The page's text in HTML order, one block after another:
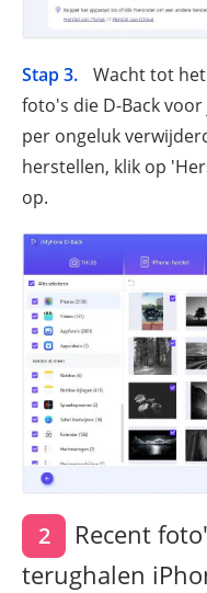
Stap 3.
Wacht tot
foto's die D-Back
per ongeluk
herstellen, klik op
op.
2
Recent
terughalen